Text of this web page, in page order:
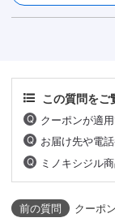
この質問をご
クーポンが適
お届け先や電
ミノキシジル
クーポ